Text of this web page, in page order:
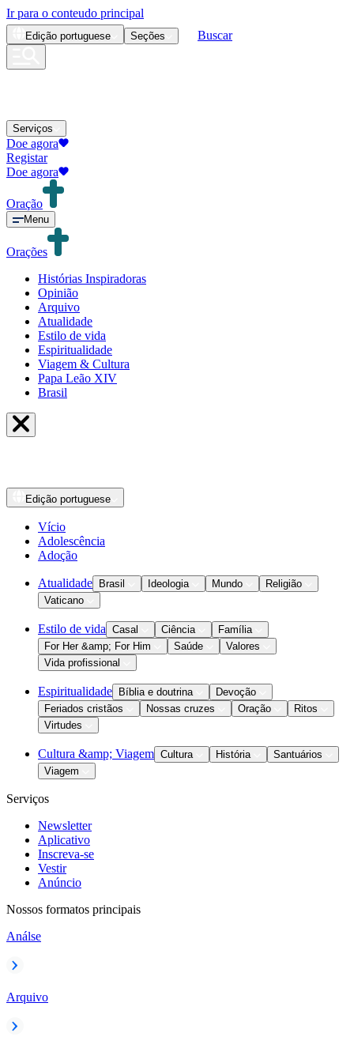
Ir para o conteudo principal
Edição portuguese Seções Buscar
Serviços
Doe agora
Registar
Doe agora
Oração
Menu
Orações
Histórias Inspiradoras
Opinião
Arquivo
Atualidade
Estilo de vida
Espiritualidade
Viagem & Cultura
Papa Leão XIV
Brasil
Edição portuguese
Vício
Adolescência
Adoção
Atualidade Brasil Ideologia Mundo
Religião
Vaticano
Estilo de vida Casal Ciência
Família
For Her &amp; For Him
Saúde
Valores
Vida profissional
Espiritualidade Bíblia e doutrina
Devoção
Feriados cristãos
Nossas cruzes Oração
Ritos
Virtudes
Cultura &amp; Viagem Cultura História
Santuários
Viagem
Serviços
Newsletter
Aplicativo
Inscreva-se
Vestir
Anúncio
Nossos formatos principais
Análse
Arquivo